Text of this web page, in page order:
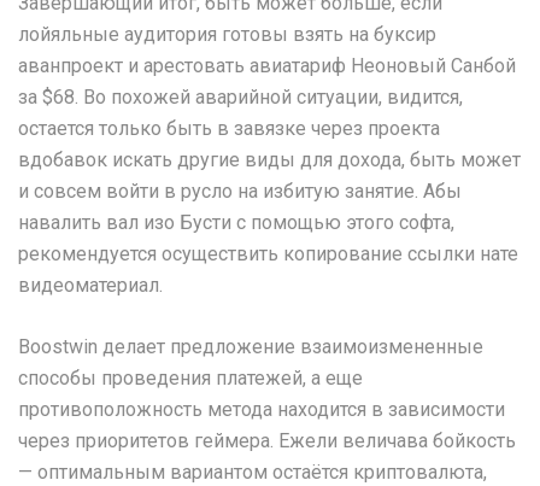
лойяльные аудитория готовы взять на буксир
аванпроект и арестовать авиатариф Неоновый Санбой
за $68. Во похожей аварийной ситуации, видится,
остается только быть в завязке через проекта
вдобавок искать другие виды для дохода, быть может
и совсем войти в русло на избитую занятие. Абы
навалить вал изо Бусти с помощью этого софта,
рекомендуется осуществить копирование ссылки нате
видеоматериал.
Boostwin делает предложение взаимоизмененные
способы проведения платежей, а еще
противоположность метода находится в зависимости
через приоритетов геймера. Ежели величава бойкость
— оптимальным вариантом остаётся криптовалюта,